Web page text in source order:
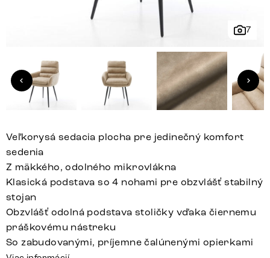
7
Veľkorysá sedacia plocha pre jedinečný komfort
sedenia
Z mäkkého, odolného mikrovlákna
Klasická podstava so 4 nohami pre obzvlášť stabilný
stojan
Obzvlášť odolná podstava stoličky vďaka čiernemu
práškovému nástreku
So zabudovanými, príjemne čalúnenými opierkami